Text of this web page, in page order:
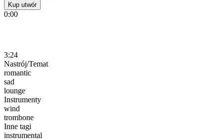
Kup utwór
0:00
3:24
Nastrój/Temat
romantic
sad
lounge
Instrumenty
wind
trombone
Inne tagi
instrumental